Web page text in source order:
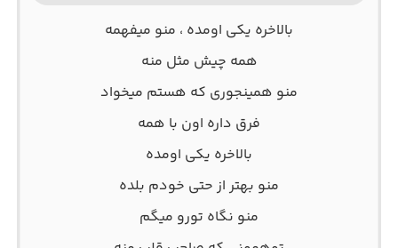
بالاخره یکی اومده ‌، منو‌ میفهمه
همه چیش مثل منه
منو همینجوری که هستم‌ میخواد
فرق داره اون با همه
بالاخره یکی اومده
منو‌ بهتر از حتی خودم‌ بلده
منو نگاه تورو‌ میگم